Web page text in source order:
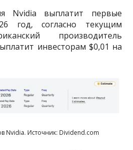
Nvidia выплатит первые
год, согласно текущим
производитель
инвесторам $0,01 на
Nvidia. Источник: Dividend.com